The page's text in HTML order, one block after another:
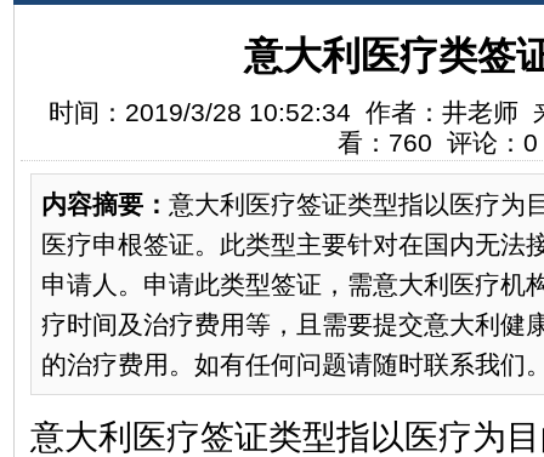
意大利医疗类签
时间：2019/3/28 10:52:34 作者：井老师
看：760 评论：0
内容摘要： 意大利医疗签证类型指以医疗为
医疗申根签证。此类型主要针对在国内无法
申请人。申请此类型签证，需意大利医疗机
疗时间及治疗费用等，且需要提交意大利健
的治疗费用。如有任何问题请随时联系我们
意大利医疗签证类型指以医疗为